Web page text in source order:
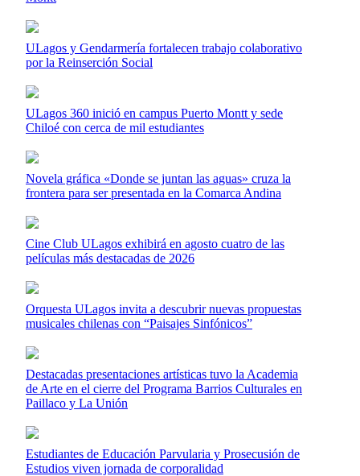
ULagos y Gendarmería fortalecen trabajo colaborativo
por la Reinserción Social
ULagos 360 inició en campus Puerto Montt y sede
Chiloé con cerca de mil estudiantes
Novela gráfica «Donde se juntan las aguas» cruza la
frontera para ser presentada en la Comarca Andina
Cine Club ULagos exhibirá en agosto cuatro de las
películas más destacadas de 2026
Orquesta ULagos invita a descubrir nuevas propuestas
musicales chilenas con “Paisajes Sinfónicos”
Destacadas presentaciones artísticas tuvo la Academia
de Arte en el cierre del Programa Barrios Culturales en
Paillaco y La Unión
Estudiantes de Educación Parvularia y Prosecusión de
Estudios viven jornada de corporalidad